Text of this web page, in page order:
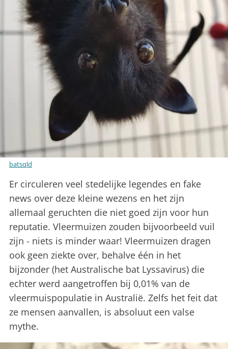
batsqld
Er circuleren veel stedelijke legendes en fake
news over deze kleine wezens en het zijn
allemaal geruchten die niet goed zijn voor hun
reputatie. Vleermuizen zouden bijvoorbeeld vuil
zijn - niets is minder waar! Vleermuizen dragen
ook geen ziekte over, behalve één in het
bijzonder (het Australische bat Lyssavirus) die
echter werd aangetroffen bij 0,01% van de
vleermuispopulatie in Australië. Zelfs het feit dat
ze mensen aanvallen, is absoluut een valse
mythe.